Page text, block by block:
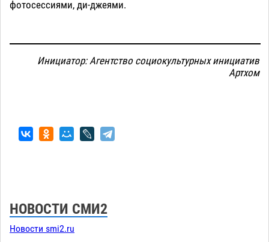
фотосессиями, ди-джеями.
Инициатор: Агентство социокультурных инициатив
Артхом
НОВОСТИ СМИ2
Новости smi2.ru